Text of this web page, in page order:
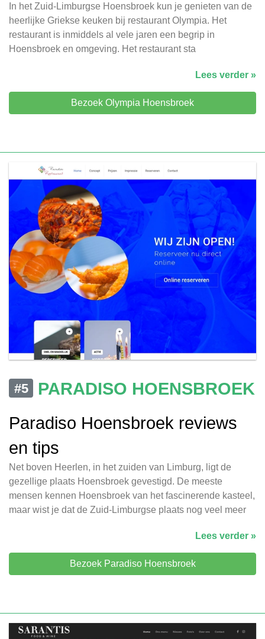
In het Zuid-Limburgse Hoensbroek kun je genieten van de
heerlijke Griekse keuken bij restaurant Olympia. Het
restaurant is inmiddels al vele jaren een begrip in
Hoensbroek en omgeving. Het restaurant sta
Lees verder »
Bezoek Olympia Hoensbroek
#5
PARADISO HOENSBROEK
Paradiso Hoensbroek reviews
en tips
Net boven Heerlen, in het zuiden van Limburg, ligt de
gezellige plaats Hoensbroek gevestigd. De meeste
mensen kennen Hoensbroek van het fascinerende kasteel,
maar wist je dat de Zuid-Limburgse plaats nog veel meer
Lees verder »
Bezoek Paradiso Hoensbroek